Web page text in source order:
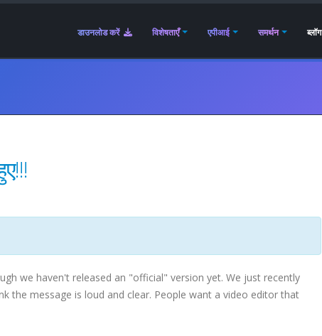
डाउनलोड करें विशेषताएँ एपीआई समर्थन ब्लॉग
we haven't released an "official" version yet. We just recently
the message is loud and clear. People want a video editor that